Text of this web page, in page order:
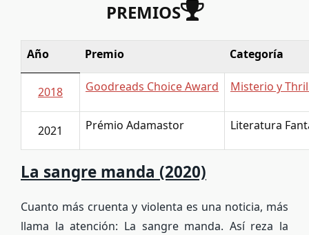
PREMIOS
Año Premio Categoría
2018 Goodreads Choice Award Misterio y
2021 Prémio Adamastor Literatura
La sangre manda (2020)
Cuanto más cruenta y violenta es una noticia, más
llama la atención: La sangre manda. Así reza la